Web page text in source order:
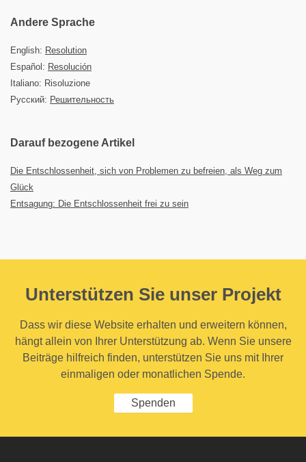
Andere Sprache
English: Resolution
Español: Resolución
Italiano: Risoluzione
Русский: Решительность
Darauf bezogene Artikel
Die Entschlossenheit, sich von Problemen zu befreien, als Weg zum
Glück
Entsagung: Die Entschlossenheit frei zu sein
Unterstützen Sie unser Projekt
Dass wir diese Website erhalten und erweitern können,
hängt allein von Ihrer Unterstützung ab. Wenn Sie unsere
Beiträge hilfreich finden, unterstützen Sie uns mit Ihrer
einmaligen oder monatlichen Spende.
Spenden